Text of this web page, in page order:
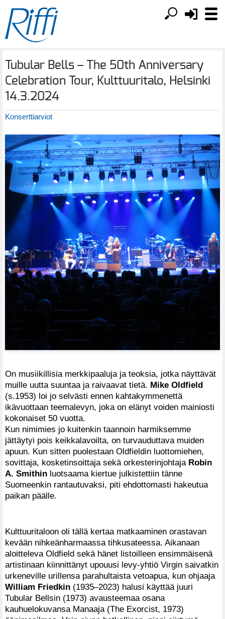
Tubular Bells – The 50th Anniversary
Celebration Tour, Kulttuuritalo, Helsinki
14.3.2024
Konserttiarviot
On musiikillisia merkkipaaluja ja teoksia, jotka näyttävät
muille uutta suuntaa ja raivaavat tietä. Mike Oldfield
(s.1953) loi jo selvästi ennen kahtakymmenettä
ikävuottaan teemalevyn, joka on elänyt voiden mainiosti
kokonaiset 50 vuotta.
Kun nimimies jo kuitenkin taannoin harmiksemme
jättäytyi pois keikkalavoilta, on turvauduttava muiden
apuun. Kun sitten puolestaan Oldfieldin luottomiehen,
sovittaja, kosketinsoittaja sekä orkesterinjohtaja Robin
A. Smithin luotsaama kiertue julkistettiin tänne
Suomeenkin rantautuvaksi, piti ehdottomasti hakeutua
paikan päälle.
Kulttuuritaloon oli tällä kertaa matkaaminen orastavan
kevään nihkeänharmaassa tihkusateessa. Aikanaan
aloitteleva Oldfield sekä hänet listoilleen ensimmäisenä
artistinaan kiinnittänyt upouusi levy-yhtiö Virgin saivatkin
urkeneville urillensa parahultaista vetoapua, kun ohjaaja
William Friedkin (1935–2023) halusi käyttää juuri
Tubular Bellsin (1973) avausteemaa osana
kauhuelokuvansa Manaaja (The Exorcist, 1973)